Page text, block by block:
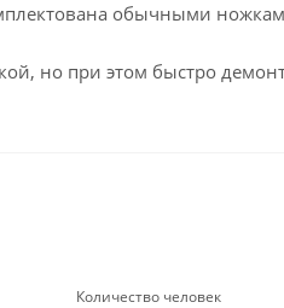
обычными
но при этом быстро
Количество человек